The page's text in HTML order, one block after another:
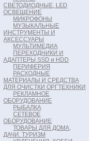
СВЕТОДИОДНЫЕ, LED
ОСВЕЩЕНИЕ
МИКРОФОНЫ
МУЗЫКАЛЬНЫЕ
ИНСТРУМЕНТЫ И
АКСЕССУАРЫ
МУЛЬТИМЕДИА
ПЕРЕХОДНИКИ И
АДАПТЕРЫ SSD и HDD
ПЕРИФЕРИЯ
РАСХОДНЫЕ
МАТЕРИАЛЫ И СРЕДСТВА
ДЛЯ ОЧИСТКИ ОРГТЕХНИКИ
РЕКЛАМНОЕ
ОБОРУДОВАНИЕ
РЫБАЛКА
СЕТЕВОЕ
ОБОРУДОВАНИЕ
ТОВАРЫ ДЛЯ ДОМА,
ДАЧИ. ТУРИЗМ